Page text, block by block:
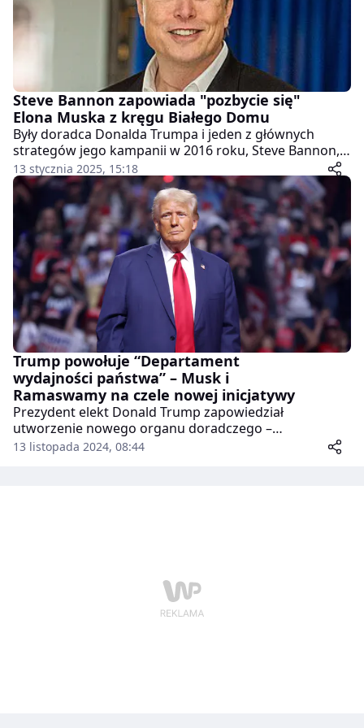
Steve Bannon zapowiada "pozbycie się"
Elona Muska z kręgu Białego Domu
Były doradca Donalda Trumpa i jeden z głównych
strategów jego kampanii w 2016 roku, Steve Bannon,
ostro skrytykował Elona Muska w wywiadzie dla
włoskiej gazety "Corriere della Sera". Bannon określił
właściciela Tesli i SpaceX mianem "złego faceta" i
zapowiedział, że zrobi wszystko, by pozbawić go
wpływu w administracji Trumpa przed jego
zaprzysiężeniem.
13 stycznia 2025, 15:18
Trump powołuje “Departament
wydajności państwa” – Musk i
Ramaswamy na czele nowej inicjatywy
Prezydent elekt Donald Trump zapowiedział
utworzenie nowego organu doradczego –
„departamentu wydajności państwa” (DOGE) – który
13 listopada 2024, 08:44